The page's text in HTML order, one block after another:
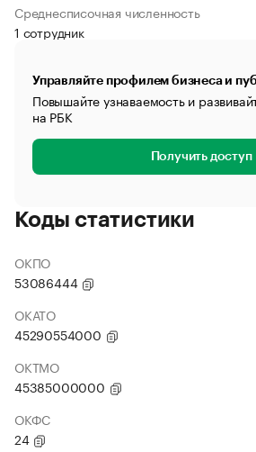
Среднесписочная численность
1 сотрудник
Управляйте профилем бизнеса и
Повышайте узнаваемость и
на РБК
Получить доступ
Коды статистики
ОКПО
53086444
ОКАТО
45290554000
ОКТМО
45385000000
ОКФС
24